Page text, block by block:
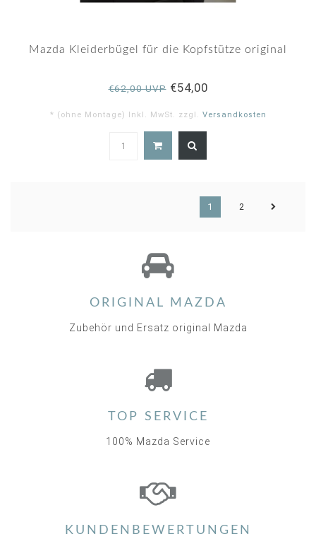
Mazda Kleiderbügel für die Kopfstütze original
€62,00 UVP€54,00
* (ohne Montage) Inkl. MwSt. zzgl. Versandkosten
rating1 2
ORIGINAL MAZDA
Zubehör und Ersatz original Mazda
TOP SERVICE
100% Mazda Service
KUNDENBEWERTUNGEN